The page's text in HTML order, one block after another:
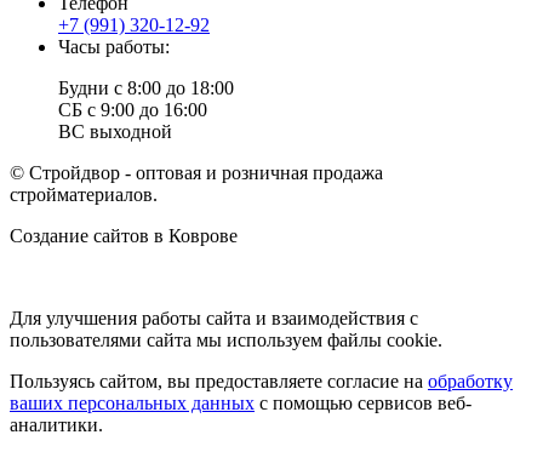
+7 (991) 320-12-92
Часы работы:
Будни с 8:00 до 18:00
СБ с 9:00 до 16:00
ВС выходной
© Стройдвор - оптовая и розничная продажа
стройматериалов.
Создание сайтов в Коврове
Для улучшения работы сайта и взаимодействия с
пользователями сайта мы используем файлы cookie.
Пользуясь сайтом, вы предоставляете согласие на обработку
ваших персональных данных с помощью сервисов веб-
аналитики.